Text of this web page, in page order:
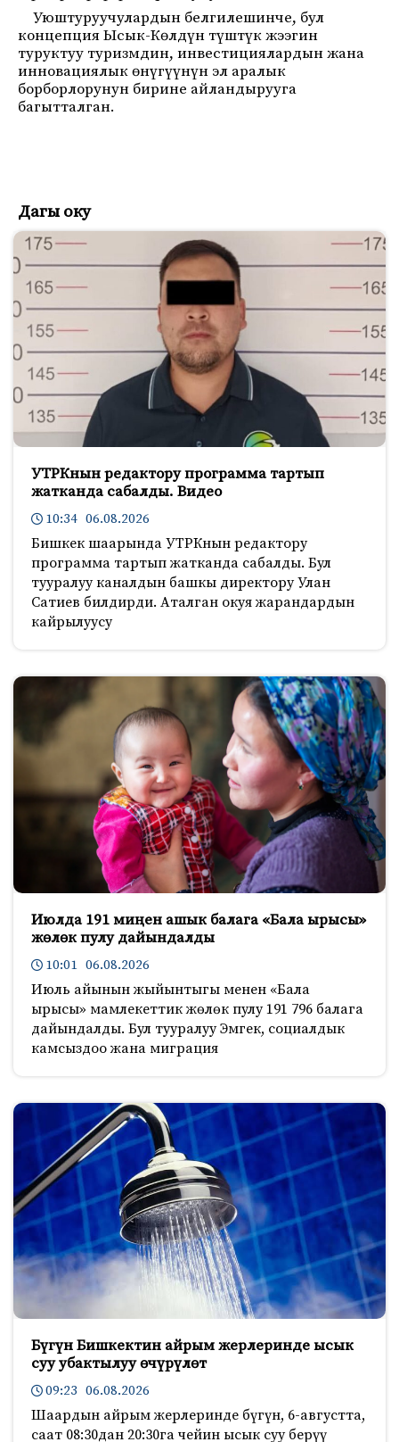
Уюштуруучулардын белгилешинче, бул
концепция Ысык-Көлдүн түштүк жээгин
туруктуу туризмдин, инвестициялардын жана
инновациялык өнүгүүнүн эл аралык
борборлорунун бирине айландырууга
багытталган.
Дагы оку
УТРКнын редактору программа тартып
жатканда сабалды. Видео
10:34 06.08.2026
Бишкек шаарында УТРКнын редактору
программа тартып жатканда сабалды. Бул
тууралуу каналдын башкы директору Улан
Сатиев билдирди. Аталган окуя жарандардын
кайрылуусу
Июлда 191 миңен ашык балага «Бала ырысы»
жөлөк пулу дайындалды
10:01 06.08.2026
Июль айынын жыйынтыгы менен «Бала
ырысы» мамлекеттик жөлөк пулу 191 796 балага
дайындалды. Бул тууралуу Эмгек, социалдык
камсыздоо жана миграция
Бүгүн Бишкектин айрым жерлеринде ысык
суу убактылуу өчүрүлөт
09:23 06.08.2026
Шаардын айрым жерлеринде бүгүн, 6-августта,
саат 08:30дан 20:30га чейин ысык суу берүү